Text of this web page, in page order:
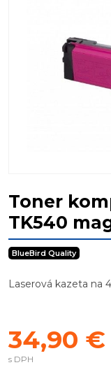
Toner
TK540
BlueBird Quality
Laserová kazeta na
34,90 €
s DPH